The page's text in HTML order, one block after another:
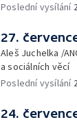
Poslední vysílání
27.
Aleš Juchelka /
a sociálních věcí
Poslední vysílání
24.